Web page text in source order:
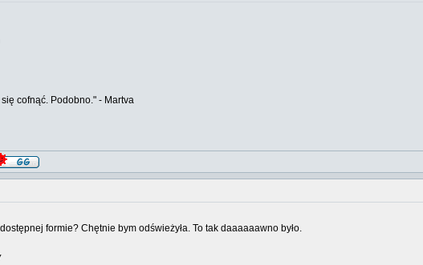
cofnąć. Podobno." - Martva
formie? Chętnie bym odświeżyła. To tak daaaaaawno było.